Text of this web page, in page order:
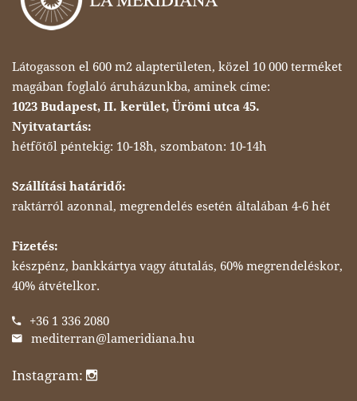
Látogasson el 600 m2 alapterületen, közel 10 000 terméket
magában foglaló áruházunkba, aminek címe:
1023 Budapest, II. kerület, Ürömi utca 45.
Nyitvatartás:
hétfőtől péntekig: 10-18h, szombaton: 10-14h
Szállítási határidő:
raktárról azonnal, megrendelés esetén általában 4-6 hét
Fizetés:
készpénz, bankkártya vagy átutalás, 60% megrendeléskor,
40% átvételkor.
+36 1 336 2080
mediterran@lameridiana.hu
Instagram: